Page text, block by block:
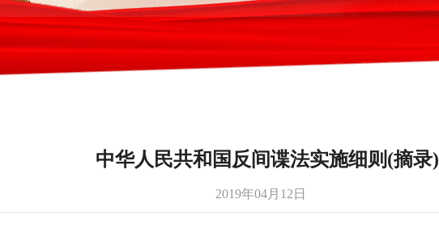
中华人民共和国反间谍法实施细则(摘录)
2019年04月12日